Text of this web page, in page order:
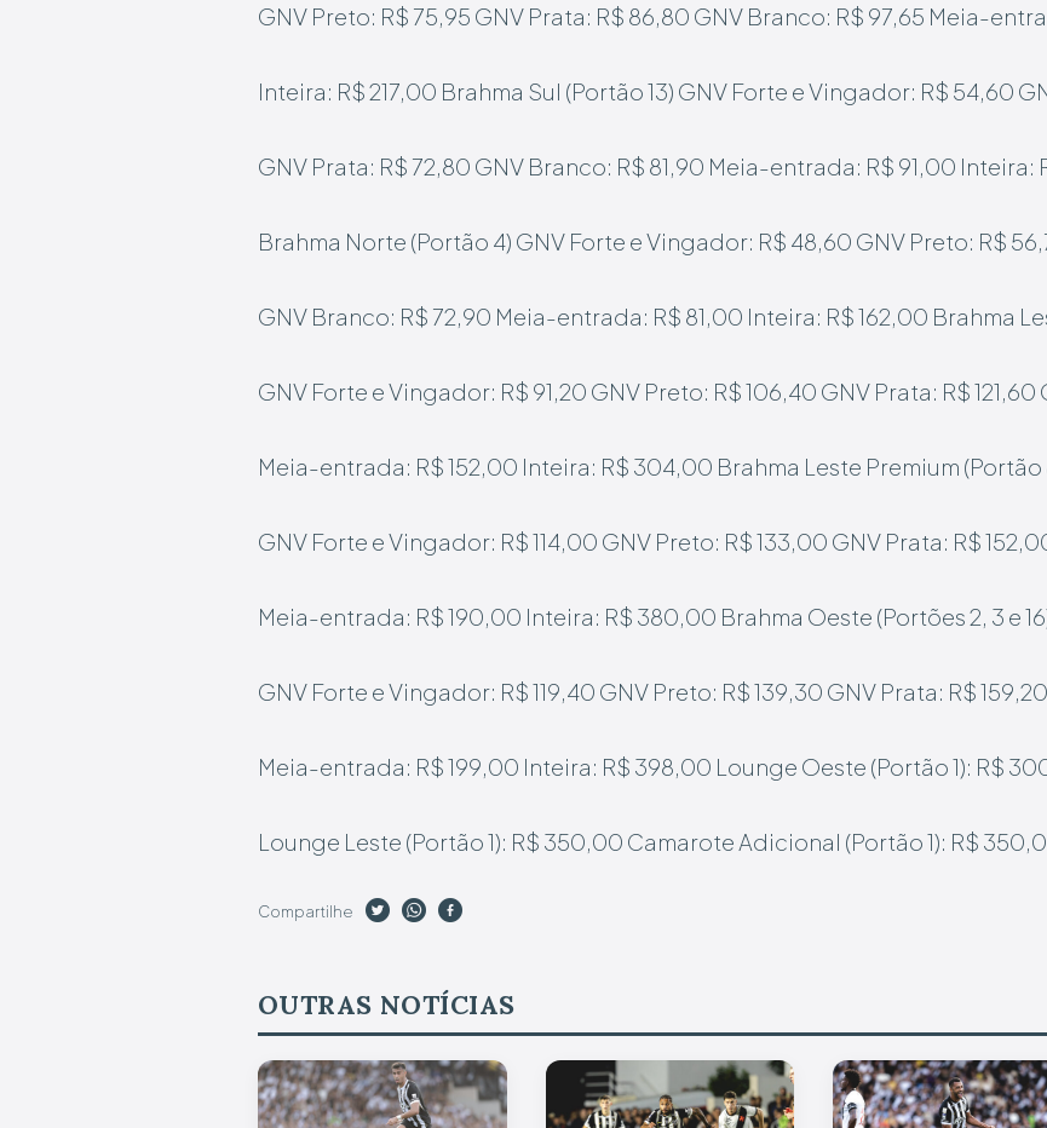
GNV Preto: R$ 75,95 GNV Prata: R$ 86,80 GNV Branco: R$ 97,65 Meia-
Inteira: R$ 217,00 Brahma Sul (Portão 13) GNV Forte e Vingador: R$ 54,60
GNV Prata: R$ 72,80 GNV Branco: R$ 81,90 Meia-entrada: R$ 91,00 Inteira:
Brahma Norte (Portão 4) GNV Forte e Vingador: R$ 48,60 GNV Preto: R$
GNV Branco: R$ 72,90 Meia-entrada: R$ 81,00 Inteira: R$ 162,00 Brahma
GNV Forte e Vingador: R$ 91,20 GNV Preto: R$ 106,40 GNV Prata: R$ 121,60
Meia-entrada: R$ 152,00 Inteira: R$ 304,00 Brahma Leste Premium (Portão
GNV Forte e Vingador: R$ 114,00 GNV Preto: R$ 133,00 GNV Prata: R$
Meia-entrada: R$ 190,00 Inteira: R$ 380,00 Brahma Oeste (Portões 2, 3 e
GNV Forte e Vingador: R$ 119,40 GNV Preto: R$ 139,30 GNV Prata: R$ 159,20
Meia-entrada: R$ 199,00 Inteira: R$ 398,00 Lounge Oeste (Portão 1): R$
Lounge Leste (Portão 1): R$ 350,00 Camarote Adicional (Portão 1): R$
Compartilhe
OUTRAS NOTÍCIAS